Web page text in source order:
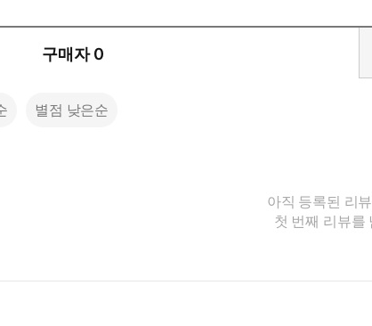
구매자 0
별점 낮은순
아직 등록된 리
첫 번째 리뷰를